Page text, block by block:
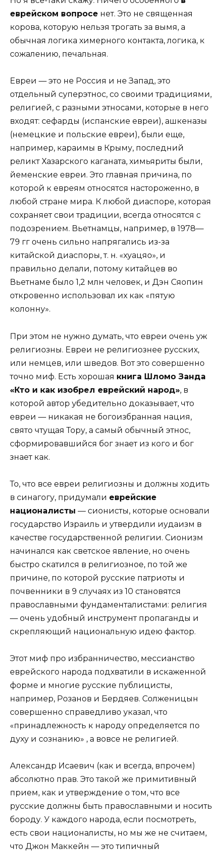
еврейском вопросе нет. Это не священная
корова, которую нельзя трогать за вымя, а
обычная логика химерного контакта, логика, к
сожалению, печальная.
Евреи — это не Россия и не Запад, это
отдельный суперэтнос, со своими традициями,
религией, с разными этносами, которые в него
входят: сефарды (испанские евреи), ашкеназы
(немецкие и польские евреи), были еще,
например, караимы в Крыму, последний
реликт Хазарского каганата, химьяриты были,
йеменские евреи. Это главная причина, по
которой к евреям относятся настороженно, в
любой стране мира. К любой диаспоре, которая
сохраняет свои традиции, всегда относятся с
подозрением. Вьетнамцы, например, в 1978—
79 гг очень сильно напрягались из-за
китайской диаспоры, т. н. «хуацяо», и
правильно делали, потому китайцев во
Вьетнаме было 1,2 млн человек, и Дэн Сяопин
откровенно использовал их как «пятую
колонну».
При этом не нужно думать, что евреи очень уж
религиозны. Евреи не религиознее русских,
или немцев, или шведов. Вот это совершенно
точно миф. Есть хорошая книга Шломо Занда
«Кто и как изобрел еврейский народ», в
которой автор убедительно доказывает, что
евреи — никакая не богоизбранная нация,
свято чтущая Тору, а самый обычный этнос,
сформировавшийся бог знает из кого и бог
знает как.
То, что все евреи религиозны и должны ходить
в синагогу, придумали еврейские
националисты — сионисты, которые основали
государство Израиль и утвердили иудаизм в
качестве государственной религии. Сионизм
начинался как светское явление, но очень
быстро скатился в религиозное, по той же
причине, по которой русские патриоты и
почвенники в 9 случаях из 10 становятся
православными фундаменталистами: религия
— очень удобный инструмент пропаганды и
скрепляющий национальную идею фактор.
Этот миф про избранничество, мессианство
еврейского народа подхватили в искаженной
форме и многие русские публицисты,
например, Розанов и Бердяев. Солженицын
совершенно справедливо указал, что
«принадлежность к народу определяется по
духу и сознанию» , а вовсе не религией.
Александр Исаевич (как и всегда, впрочем)
абсолютно прав. Это такой же примитивный
прием, как и утверждение о том, что все
русские должны быть православными и носить
бороду. У каждого народа, если посмотреть,
есть свои националисты, но мы же не считаем,
что Джон Маккейн — это типичный